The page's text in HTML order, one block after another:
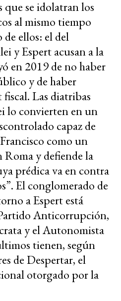
que se idolatran los
al mismo tiempo
ellos: el del
y Espert acusan a la
en 2019 de no haber
y de haber
Las diatribas
lo convierten en un
capaz de
como un
Roma y defiende la
prédica va en contra
El conglomerado de
a Espert está
Anticorrupción,
y el Autonomista
tienen, según
de Despertar, el
otorgado por la